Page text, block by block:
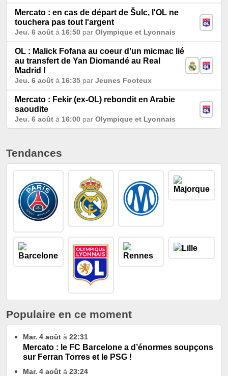
Mercato : en cas de départ de Šulc, l'OL ne
touchera pas tout l'argent
Jeu. 6 août à 16:50 par Olympique et Lyonnais
OL : Malick Fofana au coeur d'un micmac lié
au transfert de Yan Diomandé au Real
Madrid !
Jeu. 6 août à 16:35 par Jeunes Footeux
Mercato : Fekir (ex-OL) rebondit en Arabie
saoudite
Jeu. 6 août à 16:00 par Olympique et Lyonnais
Tendances
Populaire en ce moment
Mar. 4 août à 22:31
Mercato : le FC Barcelone a d’énormes soupçons
sur Ferran Torres et le PSG !
Mar. 4 août à 23:24